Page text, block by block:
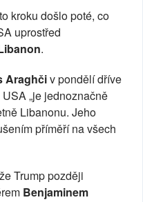
kroku došlo poté, co
uprostřed
.
Araghčiv pondělí dříve
USA „je jednoznačně
Libanonu. Jeho
příměří na všech
Trump později
Benjaminem